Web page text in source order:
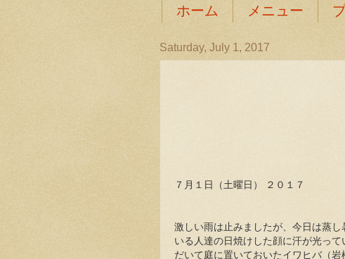
ホーム メニュー
Saturday, July 1, 2017
７月１日（土曜日） ２０１７
激しい雨は止みましたが、今日は蒸
いる人達の日焼けした顔に汗が光っ
だいて庭に置いておいたイワヒバ（